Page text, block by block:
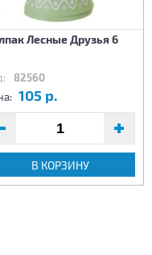
Лесные Друзья 6
82560
105 р.
В КОРЗИНУ